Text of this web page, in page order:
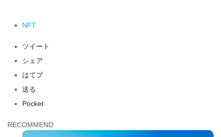
NFT
ツイート
シェア
はてブ
送る
Pocket
RECOMMEND